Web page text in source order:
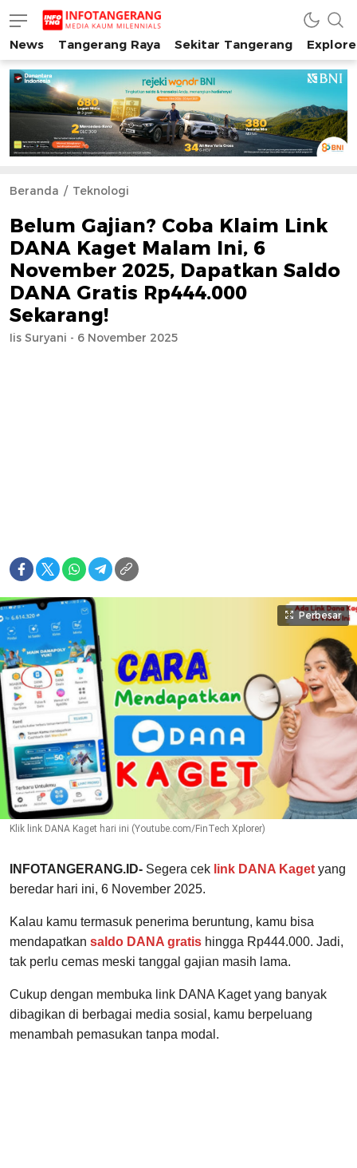
INFO TANGERANG
Media Kaum Millenials Tangerang Raya
News Tangerang Raya Sekitar Tangerang
Beranda Teknologi
Belum Gajian? Coba Klaim Link
DANA Kaget Malam Ini, 6
November 2025, Dapatkan Saldo
DANA Gratis Rp444.000
Sekarang!
Iis Suryani - 6 November 2025
Perbesar
Klik link DANA Kaget hari ini (Youtube.com/FinTech Xplorer)
INFOTANGERANG.ID- Segera cek link DANA Kaget yang
beredar hari ini, 6 November 2025.
Kalau kamu termasuk penerima beruntung, kamu bisa
mendapatkan saldo DANA gratis hingga Rp444.000. Jadi,
tak perlu cemas meski tanggal gajian masih lama.
Cukup dengan membuka link DANA Kaget yang banyak
dibagikan di berbagai media sosial, kamu berpeluang
menambah pemasukan tanpa modal.